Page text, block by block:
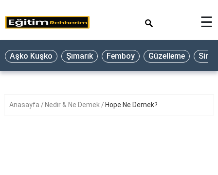
☰
Aşko Kuşko Şımarık Femboy Güzelleme
Anasayfa Nedir & Ne Demek Hope Ne Demek?